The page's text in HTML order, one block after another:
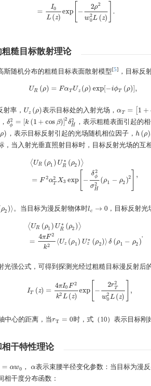
=
I0
L (z)
exp[ −
2ρ2
w2
0 L (z)
.
)⟩= L(z)exp
糙目标散射理论
斯随机分布的粗糙目标表面散射模型[5] ，目标反
UR (ρ) = FαT Uz (ρ) exp[−iϕT (ρ)],
UR ρ) =FαTUz(ρ)exp[− ϕT(ρ) ],
率， Uz (ρ)
Uz (ρ) 表示目标处的入射光场，αT = 1 +
αT=[1 4 (k
δ2
ϕ = [k (1 + cos β)]2δ2
H
δϕ 2=[ k(1+cos β)]2 δH 2 ，表示粗糙表面引起的
ρ) ，表示目标反射引起的光场随机相位因子， h (ρ)
h( ρ)
，当入射光垂直照射目标时，目标反射光场的互
⟨ UR (ρ1 ) U ∗
R (ρ2 )⟩
= F 2α2
T X3 exp −
δ2
ϕ
σ2
H
(ρ1 − ρ2 )2 ,
ρ1 U 2αT 2 − δϕ 2σ
ρ2 )⟩
)⟩ 。当目标为漫反射物体时lc → 0
lc →0 ，目标反射光
⟨ UR (ρ1 ) U ∗
R (ρ2 )⟩
=
4πF 2
k2
⟨Uz (ρ1) U ∗
z (ρ2 )⟩ δ (ρ1 − ρ2 )
.
(ρ1)U ρ
光强公式，可得到探测光经过粗糙目标漫反射后
IT (z) =
4πI0F 2
k2 L (z)
exp −
2r2
T
w2
0 L (z)
,
IT(z)= 4π 0F2k2L(z)exp [− 2rT2w02L (z
中心的距离，当rT = 0
rT=0 时，式（10）表示目标刚
干特性理论
= αw0
=α w0 ，α
α表示束腰半径变化参数：当目标为漫
相干度分布函数：